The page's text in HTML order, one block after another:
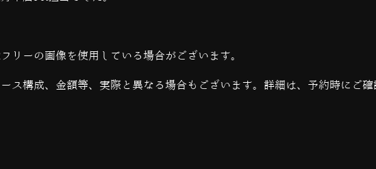
リーの画像を使用している場合がございます。
ス構成、金額等、実際と異なる場合もございます。詳細は、予約時にご確